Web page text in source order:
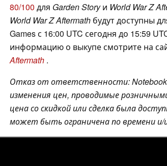
80/100 для Garden Storyи World War Z
World War Z Aftermath будут доступны
Games с 16:00 UTC сегодня до 15:59
информацию о выкупе смотрите на
Aftermath .
Отказ от ответственности:
изменения цен, проводимые
цена со скидкой или сделка была
может быть ограничена по времени и/